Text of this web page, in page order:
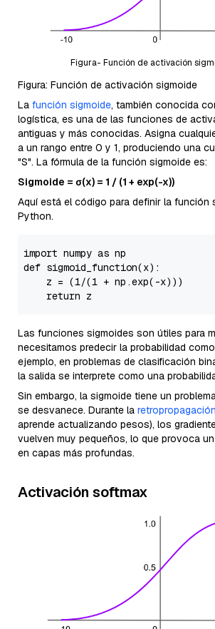
Figura- Función de activación
Figura: Función de activación sigmoide
La función sigmoide, también conocida
logística, es una de las funciones de
antiguas y más conocidas. Asigna
a un rango entre 0 y 1, produciendo una
"S". La fórmula de la función sigmoide es:
Sigmoide = σ(x) = 1 / (1 + exp(-x))
Aquí está el código para definir la función
Python.
import numpy as np
def sigmoid_function(x) :
    z =
(1/(1 + np.exp(-x)))
return
Las funciones sigmoides son útiles para
necesitamos predecir la probabilidad
ejemplo, en problemas de clasificación
la salida se interprete como una
Sin embargo, la sigmoide tiene un
se desvanece. Durante la retropropagación
aprende actualizando pesos), los
vuelven muy pequeños, lo que provoca
en capas más profundas.
Activación softmax